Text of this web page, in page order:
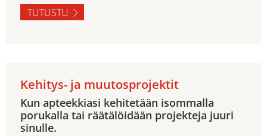
TUTUSTU
Kehitys- ja muutosprojektit
Kun apteekkiasi kehitetään isommalla
porukalla tai räätälöidään projekteja juuri
sinulle.